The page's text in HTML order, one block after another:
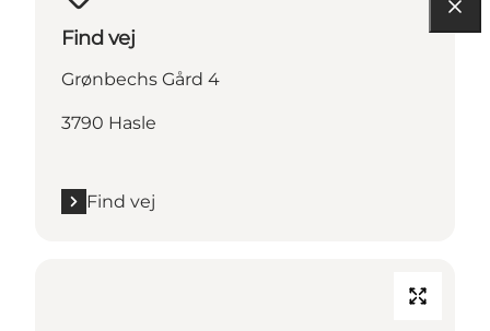
Find vej
Grønbechs Gård 4
3790 Hasle
Find vej